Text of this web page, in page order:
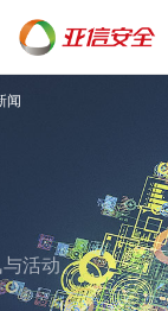
闻
活动。